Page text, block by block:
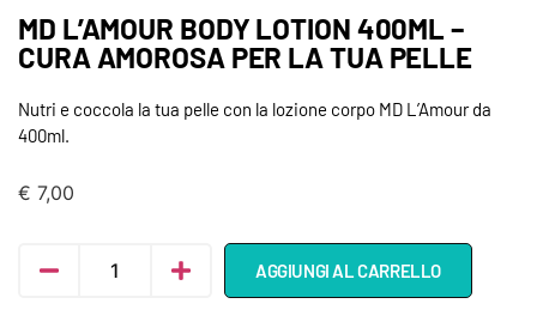
MD L’AMOUR BODY LOTION 400ML –
CURA AMOROSA PER LA TUA PELLE
Nutri e coccola la tua pelle con la lozione corpo MD L’Amour da
400ml.
€ 7,00
AGGIUNGI AL CARRELLO